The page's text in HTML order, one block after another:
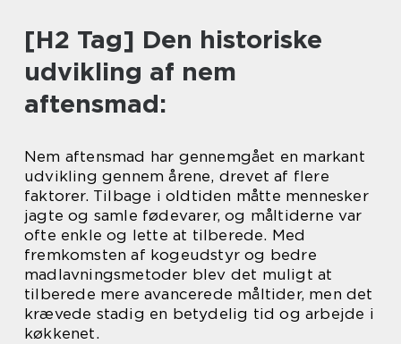
[H2 Tag] Den historiske
udvikling af nem
aftensmad:
Nem aftensmad har gennemgået en markant
udvikling gennem årene, drevet af flere
faktorer. Tilbage i oldtiden måtte mennesker
jagte og samle fødevarer, og måltiderne var
ofte enkle og lette at tilberede. Med
fremkomsten af kogeudstyr og bedre
madlavningsmetoder blev det muligt at
tilberede mere avancerede måltider, men det
krævede stadig en betydelig tid og arbejde i
køkkenet.